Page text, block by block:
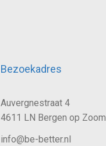
Bezoekadres
Auvergnestraat 4
4611 LN Bergen op Zoom
info@be-better.nl